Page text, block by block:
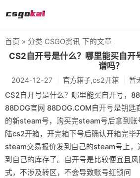
farmskins
88dog
flamecases
88hash-jp
首页 » 分类 CSGO资讯 下的文章
CS2自开号是什么？哪里能买自
谱吗？
2024-12-27 官方箱子,cs2开箱 暂
CS2自开号是什么？哪里能买自开号，
88DOG官网 88DOG.COM自开号是钥匙
的新steam号，购买完steam号后拿到账
陆cs2开箱，开完箱下号后确认开箱完毕
steam交易报价发到自己的steam号上，
到自己的库存了。自开号是比较便宜且
式，不涉及转区，不会导致账号红锁问